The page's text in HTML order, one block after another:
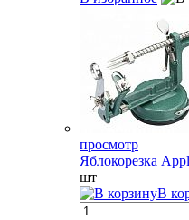
просмотр
Яблокорезка
шт
В